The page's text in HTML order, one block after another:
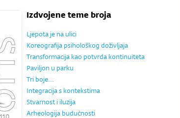
Izdvojene teme broja
Ljepota je na ulici
Koreografija psihološkog doživljaja
Transformacija kao potvrda kontinuiteta
Paviljon u parku
Tri boje...
Integracija s kontekstima
Stvarnost i iluzija
Arheologija budućnosti